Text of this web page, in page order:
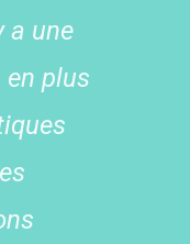
a une
plus